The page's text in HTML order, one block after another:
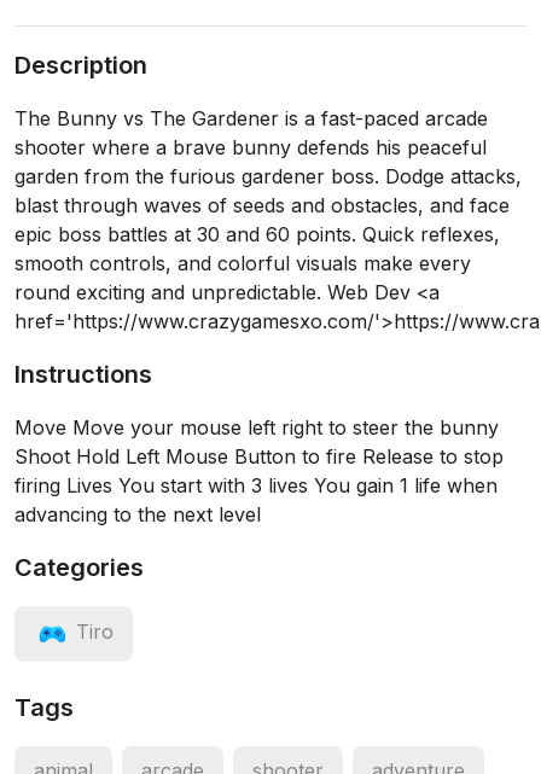
Description
The Bunny vs The Gardener is a fast-paced arcade
shooter where a brave bunny defends his peaceful
garden from the furious gardener boss. Dodge attacks,
blast through waves of seeds and obstacles, and face
epic boss battles at 30 and 60 points. Quick reflexes,
smooth controls, and colorful visuals make every
round exciting and unpredictable. Web Dev <a
href='https://www.crazygamesxo.com/'>https://
Instructions
Move Move your mouse left right to steer the bunny
Shoot Hold Left Mouse Button to fire Release to stop
firing Lives You start with 3 lives You gain 1 life when
advancing to the next level
Categories
Tiro
Tags